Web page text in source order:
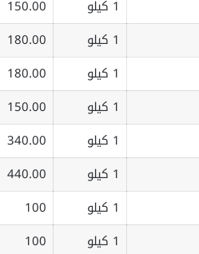
1 كيلو 150.00
1 كيلو 180.00
1 كيلو 180.00
1 كيلو 150.00
1 كيلو 340.00
1 كيلو 440.00
1 كيلو 100
1 كيلو 100